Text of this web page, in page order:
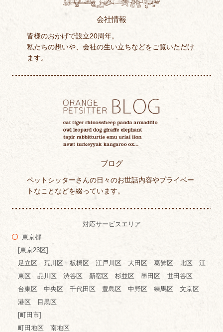
会社情報
皆様のおかげで設立20周年。
私たちの想いや、会社の生い立ちなどをご覧いただけ
ます。
ブログ
ペットシッターさんの日々のお世話内容やプライベー
トなことなどを綴っています。
対応サービスエリア
東京都
[東京23区]
足立区 荒川区 板橋区 江戸川区 大田区 葛飾区 北区 江
東区 品川区 渋谷区 新宿区 杉並区 墨田区 世田谷区
台東区 中央区 千代田区 豊島区 中野区 練馬区 文京区
港区 目黒区
[町田市]
町田地区 南地区